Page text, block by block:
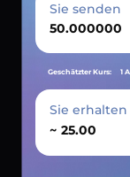
Sie senden
Geschätzter Kurs: 1
Sie erhalten
~